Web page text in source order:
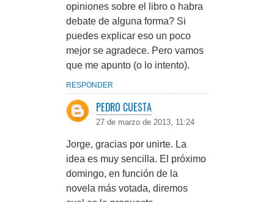
opiniones sobre el libro o habra
debate de alguna forma? Si
puedes explicar eso un poco
mejor se agradece. Pero vamos
que me apunto (o lo intento).
RESPONDER
PEDRO CUESTA
27 de marzo de 2013, 11:24
Jorge, gracias por unirte. La
idea es muy sencilla. El próximo
domingo, en función de la
novela más votada, diremos